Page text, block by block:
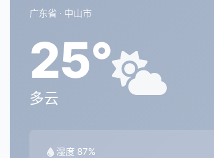
广东省 · 中山市
25°
多云
湿度 87%